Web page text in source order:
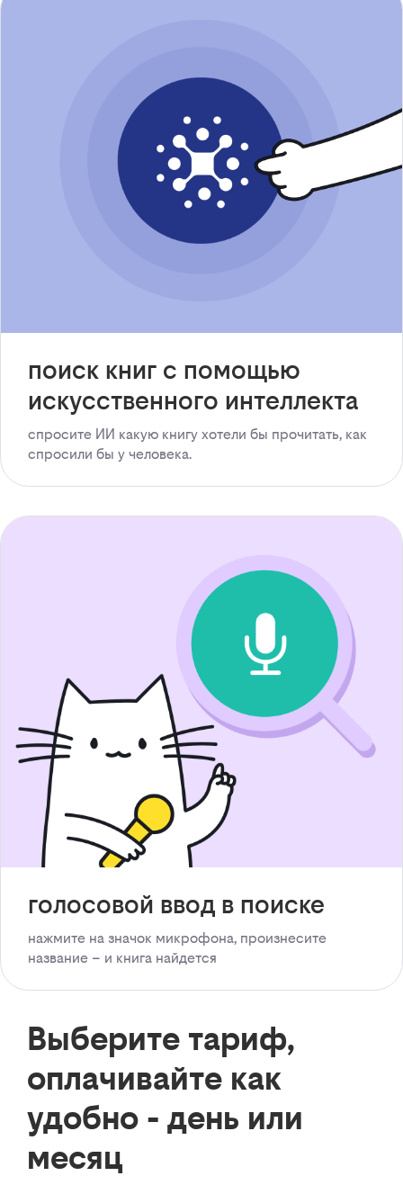
поиск книг с помощью
искусственного интеллекта
спросите ИИ какую книгу хотели бы прочитать, как
спросили бы у человека.
голосовой ввод в поиске
нажмите на значок микрофона, произнесите
название – и книга найдется
Выберите тариф,
оплачивайте как
удобно - день или
месяц